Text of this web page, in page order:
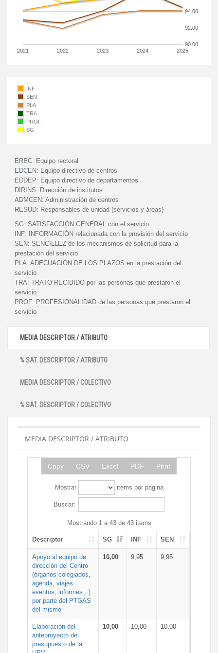
2021 2022 2023 2024 2025
90.00
92.00
94.00
INF
SEN
PLA
TRA
PROF
SG
EREC: Equipo rectoral
EDCEN: Equipo directivo de centros
EDDEP: Equipo directivo de departamentos
DIRINS: Dirección de institutos
ADMCEN: Administración de centros
RESUD: Responsables de unidad (servicios y áreas)
SG: SATISFACCIÓN GENERAL con el servicio
INF:
INFORMACIÓN relacionada con la provisión del servicio
SEN: SENCILLEZ de los mecanismos de solicitud para la
prestación del servicio
PLA: ADECUACIÓN DE LOS PLAZOS en la prestación del
servicio
TRA: TRATO RECIBIDO por las personas que prestaron el
servicio
PROF: PROFESIONALIDAD de las personas que prestaron el
servicio
MEDIA DESCRIPTOR / ATRIBUTO
% SAT. DESCRIPTOR / ATRIBUTO
MEDIA DESCRIPTOR / COLECTIVO
% SAT. DESCRIPTOR / COLECTIVO
MEDIA DESCRIPTOR / ATRIBUTO
Copy CSV Excel PDF Print
Mostrar items por página
Buscar:
Mostrando 1 a 43 de 43 items
Descriptor SG INF SEN
Apoyo al equipo de
dirección del Centro
(órganos colegiados,
agenda, viajes,
eventos, informes...)
por parte del PTGAS
del mismo
10,00 9,95 9,95
Elaboración del
anteproyecto del
presupuesto de la
10,00 10,00 10,00